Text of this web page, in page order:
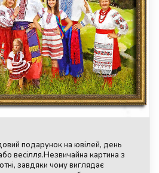
подарунок на ювілей, день
весілля.Незвичайна картина з
завдяки чому виглядає